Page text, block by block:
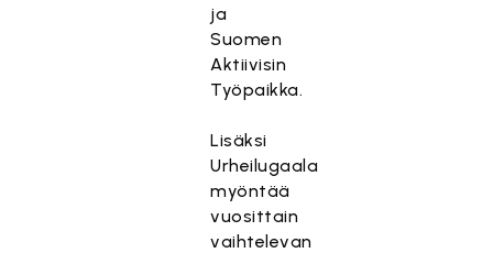
ja
Suomen
Aktiivisin
Työpaikka.
Lisäksi
Urheilugaala
myöntää
vuosittain
vaihtelevan